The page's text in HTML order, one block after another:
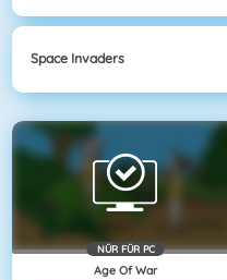
Space Invaders
NÜR FÜR PC
Age Of War